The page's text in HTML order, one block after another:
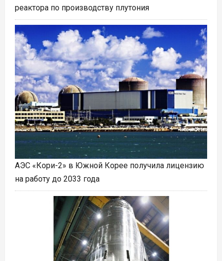
реактора по производству плутония
АЭС «Кори-2» в Южной Корее получила лицензию
на работу до 2033 года